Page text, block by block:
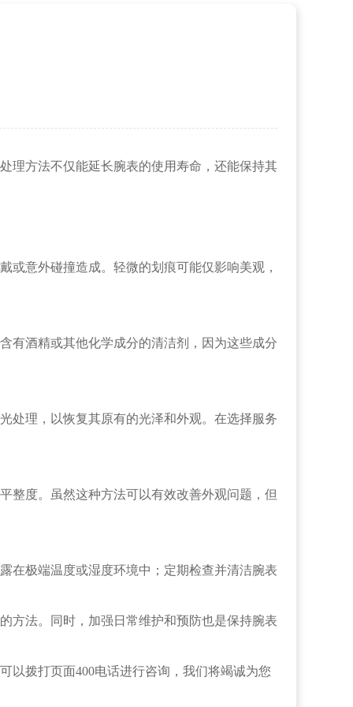
方法不仅能延长腕表的使用寿命，还能保持其
意外碰撞造成。轻微的划痕可能仅影响美观，
酒精或其他化学成分的清洁剂，因为这些成分
理，以恢复其原有的光泽和外观。在选择服务
度。虽然这种方法可以有效改善外观问题，但
极端温度或湿度环境中；定期检查并清洁腕表
法。同时，加强日常维护和预防也是保持腕表
以拨打页面400电话进行咨询，我们将竭诚为您